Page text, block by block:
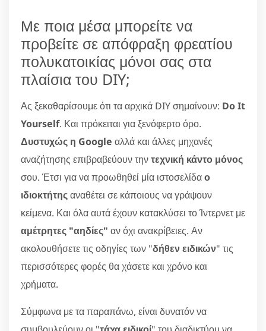
Με ποια μέσα μπορείτε να
προβείτε σε απόφραξη φρεατίου
πολυκατοικίας μόνοι σας στα
πλαίσια του DIY;
Ας ξεκαθαρίσουμε ότι τα αρχικά DIY σημαίνουν: Do It
Yourself. Και πρόκειται για ξενόφερτο όρο.
Δυστυχώς η Google αλλά και άλλες μηχανές
αναζήτησης επιβραβεύουν τηντεχνική κάντο μόνος
σου. Έτσι για να προωθηθεί μία ιστοσελίδαο
ιδιοκτήτηςαναθέτει σε κάποιους να γράψουν
κείμενα. Και όλα αυτά έχουν κατακλύσει το Ίντερνετ με
αμέτρητες "αηδίες" αν όχι ανακρίβειες. Αν
ακολουθήσετε τις οδηγίες των "δήθεν ειδικών" τις
περισσότερες φορές θα χάσετε και χρόνο και
χρήματα.
Σύμφωνα με τα παραπάνω, είναι δυνατόν να